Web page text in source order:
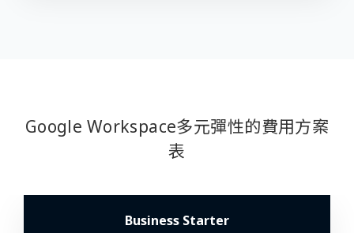
Google Workspace多元彈性的費用方案
表
Business Starter